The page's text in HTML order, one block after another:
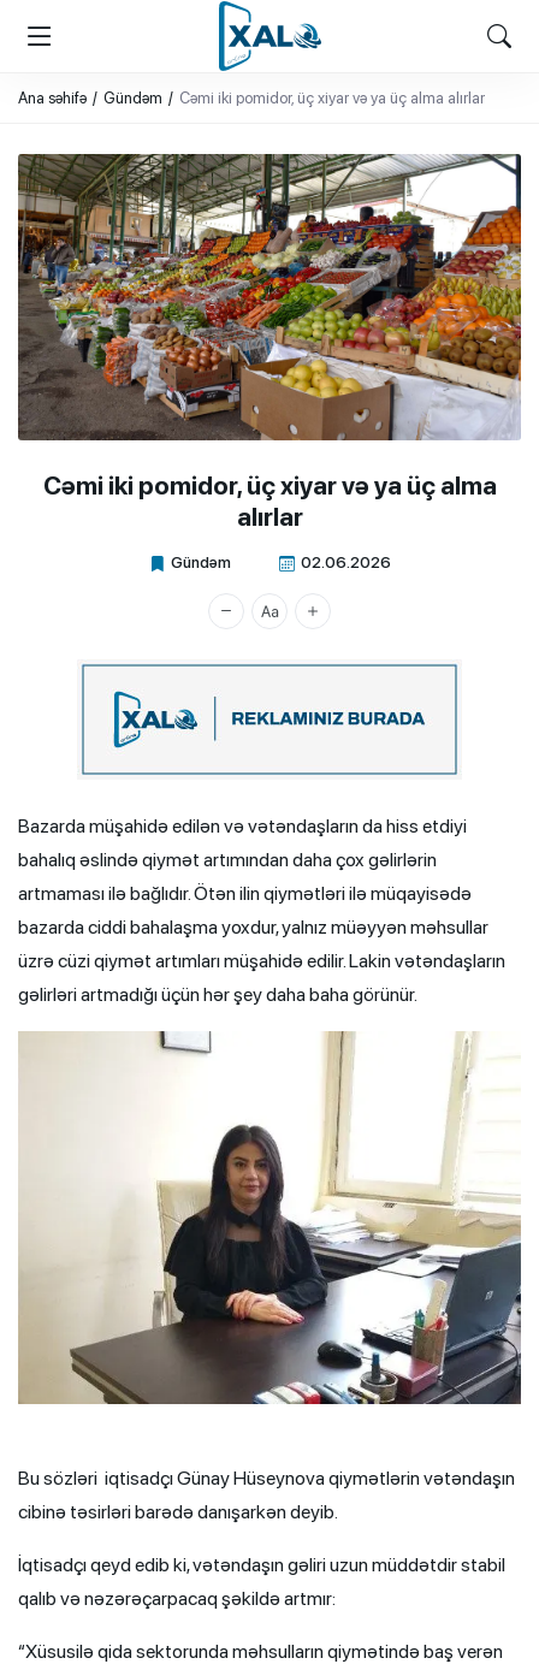
XALQ.ONLINE
ONLAYN PLATFORMA
Ana səhifə Gündəm Cəmi iki pomidor, üç xiyar və ya üç alma alırlar
Cəmi iki pomidor, üç xiyar və ya üç alma
alırlar
Gündəm 02.06.2026
Xalq.Online
Bazarda müşahidə edilən və vətəndaşların da hiss etdiyi
bahalıq əslində qiymət artımından daha çox gəlirlərin
artmaması ilə bağlıdır. Ötən ilin qiymətləri ilə müqayisədə
bazarda ciddi bahalaşma yoxdur, yalnız müəyyən məhsullar
üzrə cüzi qiymət artımları müşahidə edilir. Lakin vətəndaşların
gəlirləri artmadığı üçün hər şey daha baha görünür.
Bu sözləri iqtisadçı Günay Hüseynova qiymətlərin vətəndaşın
cibinə təsirləri barədə danışarkən deyib.
İqtisadçı qeyd edib ki, vətəndaşın gəliri uzun müddətdir stabil
qalıb və nəzərəçarpacaq şəkildə artmır:
“Xüsusilə qida sektorunda məhsulların qiymətində baş verən